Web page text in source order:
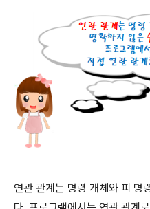
연관 관계는 명령 개체와 피 명